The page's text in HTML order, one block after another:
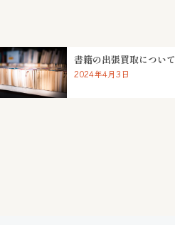
書籍の出張買取について
2024年4月3日